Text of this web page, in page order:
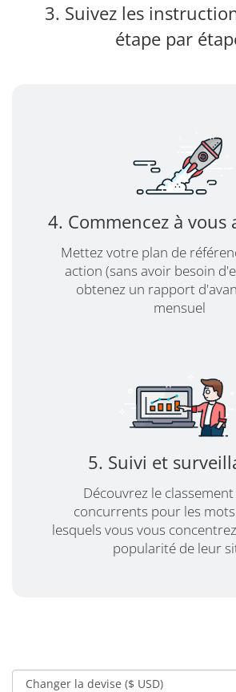
3. Suivez les
étape par
4. Commencez à vous
Mettez votre plan de
action (sans avoir besoin
obtenez un rapport
mensuel
5. Suivi et
Découvrez le
concurrents pour les
lesquels vous vous
popularité de leur